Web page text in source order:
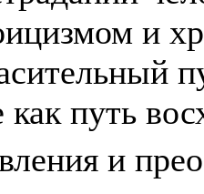
и
как путь
и